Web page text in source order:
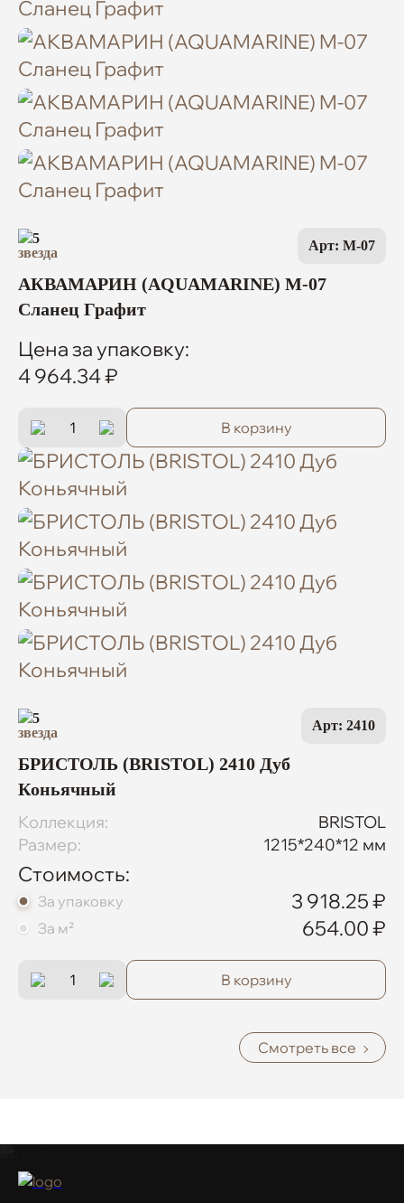
5 Арт: M-07
АКВАМАРИН (AQUAMARINE) M-07
Сланец Графит
Цена за упаковку:
4 964.34 ₽
В корзину
5 Арт: 2410
БРИСТОЛЬ (BRISTOL) 2410 Дуб
Коньячный
Коллекция:
BRISTOL
Размер:
1215*240*12 мм
Стоимость:
За упаковку 3 918.25 ₽
За м² 654.00 ₽
В корзину
Смотреть все